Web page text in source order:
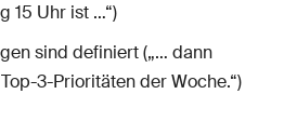
15 Uhr ist …“)
sind definiert („… dann
3-Prioritäten der Woche.“)